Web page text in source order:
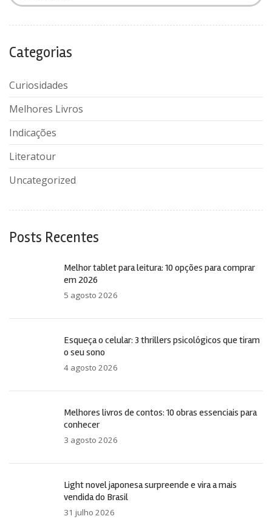
Categorias
Curiosidades
Melhores Livros
Indicações
Literatour
Uncategorized
Posts Recentes
Melhor tablet para leitura: 10 opções para comprar
em 2026
5 agosto 2026
Esqueça o celular: 3 thrillers psicológicos que tiram
o seu sono
4 agosto 2026
Melhores livros de contos: 10 obras essenciais para
conhecer
3 agosto 2026
Light novel japonesa surpreende e vira a mais
vendida do Brasil
31 julho 2026